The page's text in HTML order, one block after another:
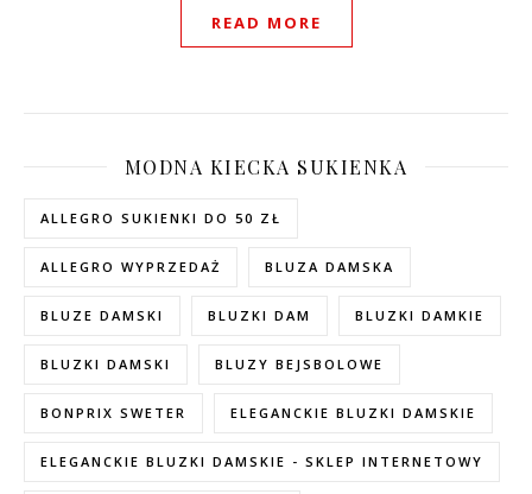
READ MORE
MODNA KIECKA SUKIENKA
ALLEGRO SUKIENKI DO 50 ZŁ
ALLEGRO WYPRZEDAŻ BLUZA DAMSKA
BLUZE DAMSKI BLUZKI DAM BLUZKI DAMKIE
BLUZKI DAMSKI BLUZY BEJSBOLOWE
BONPRIX SWETER ELEGANCKIE BLUZKI DAMSKIE
ELEGANCKIE BLUZKI DAMSKIE - SKLEP INTERNETOWY